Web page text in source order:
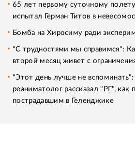
65 лет первому суточному
испытал Герман Титов в
Бомба на Хиросиму ради
"С трудностями мы справимся":
второй месяц живет с
"Этот день лучше не вспоминать":
реаниматолог рассказал "РГ", как
пострадавшим в Геленджике